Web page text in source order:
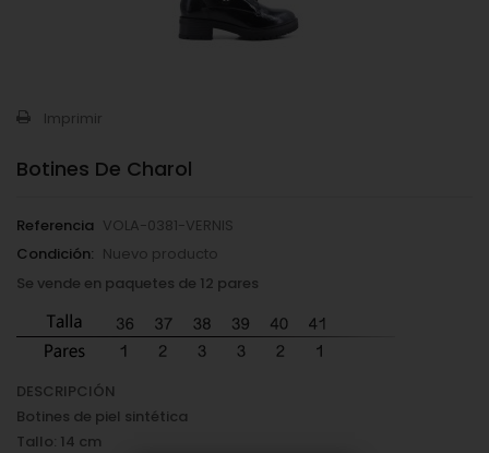
Imprimir
Botines De Charol
Referencia VOLA-0381-VERNIS
Condición: Nuevo producto
Se vende en paquetes de 12 pares
DESCRIPCIÓN
Botines de piel sintética
Tallo: 14 cm